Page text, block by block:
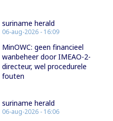
suriname herald
06-aug-2026 - 16:09
MinOWC: geen financieel
wanbeheer door IMEAO-2-
directeur, wel procedurele
fouten
suriname herald
06-aug-2026 - 16:06